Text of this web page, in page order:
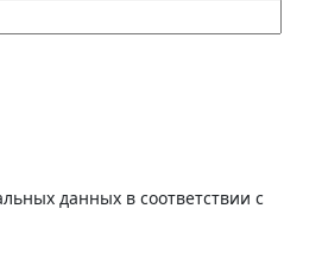
данных в соответствии с